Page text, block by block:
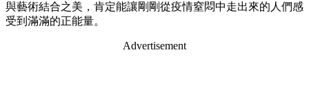
與藝術結合之美，肯定能讓剛剛從疫情窒悶中走出來的人們感
受到滿滿的正能量。
Advertisement